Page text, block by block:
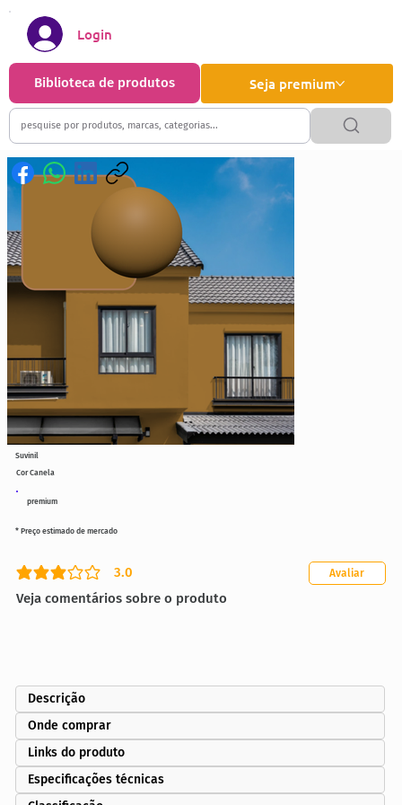
Seja premium
Biblioteca de produtos
Login
premium
Cor Canela
3.0
classificação média é 3 de 5
Veja comentários sobre o produto
Avaliar
* Preço estimado de mercado
Suvinil
Descrição
Onde comprar
Links do produto
Especificações técnicas